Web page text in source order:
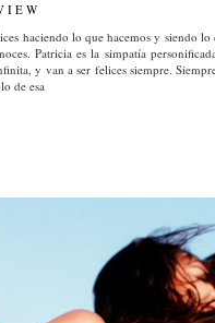
haciendo lo que hacemos y siendo
Patricia es la simpatía
y van a ser felices siempre.
de esa